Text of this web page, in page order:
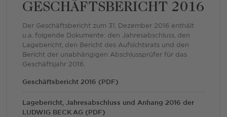
GESCHÄFTSBERICHT 2016
Der Geschäftsbericht zum 31. Dezember 2016 enthält
u.a. folgende Dokumente: den Jahresabschluss, den
Lagebericht, den Bericht des Aufsichtsrats und den
Bericht der unabhängigen Abschlussprüfer für das
Geschäftsjahr 2016.
Geschäftsbericht 2016 (PDF)
Lagebericht, Jahresabschluss und Anhang 2016 der
LUDWIG BECK AG (PDF)